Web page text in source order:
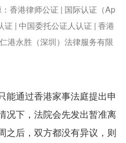
香港律师公证 | 国际认证（Ap
| 中国委托公证人认证 | 香港
港永胜（深圳）法律服务有限
能通过香港家事法庭提出申
况下，法院会先发出暂准离
之后，双方都没有异议，则